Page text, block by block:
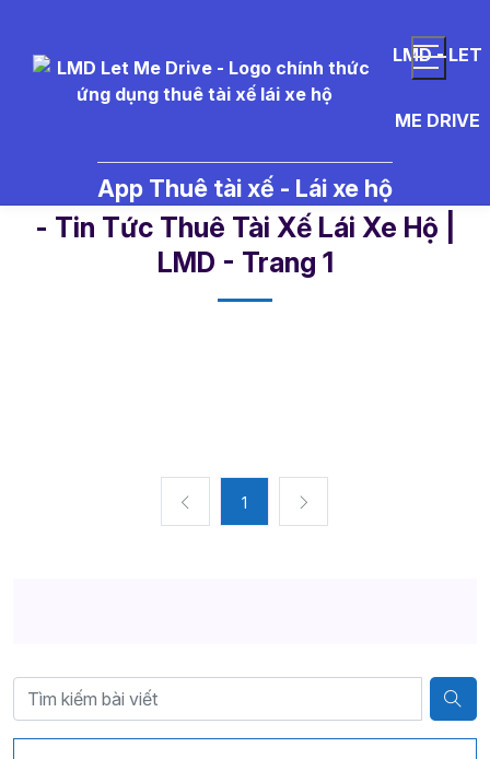
LMD - LET
ME DRIVE
App Thuê tài xế - Lái xe hộ
- Tin Tức Thuê Tài Xế Lái Xe Hộ |
LMD - Trang 1​
1